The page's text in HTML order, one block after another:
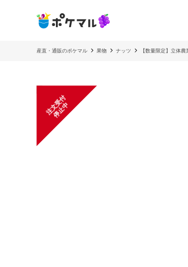
産直・通販のポケマル 果物 ナッツ 【数量限定】立体
注
文
受
付
停
止
中